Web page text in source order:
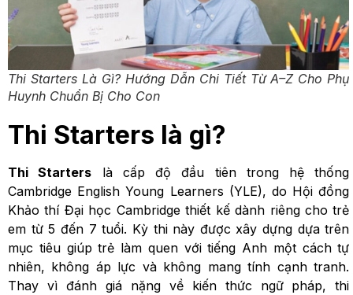
Thi Starters Là Gì? Hướng Dẫn Chi Tiết Từ A–Z Cho Phụ
Huynh Chuẩn Bị Cho Con
Thi Starters là gì?
Thi Starters là cấp độ đầu tiên trong hệ thống
Cambridge English Young Learners (YLE), do Hội đồng
Khảo thí Đại học Cambridge thiết kế dành riêng cho trẻ
em từ 5 đến 7 tuổi. Kỳ thi này được xây dựng dựa trên
mục tiêu giúp trẻ làm quen với tiếng Anh một cách tự
nhiên, không áp lực và không mang tính cạnh tranh.
Thay vì đánh giá nặng về kiến thức ngữ pháp, thi